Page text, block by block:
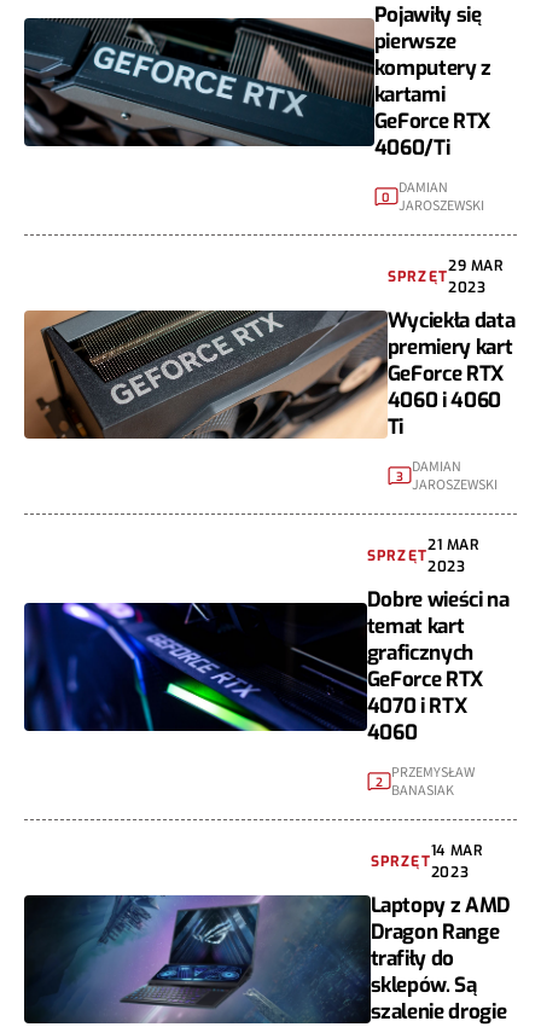
Pojawiły się
pierwsze
komputery z
kartami
GeForce RTX
4060/Ti
0 DAMIAN
JAROSZEWSKI
SPRZĘT
29 MAR
2023
Wyciekła data
premiery kart
GeForce RTX
4060 i 4060
Ti
3 DAMIAN
JAROSZEWSKI
SPRZĘT
21 MAR
2023
Dobre wieści na
temat kart
graficznych
GeForce RTX
4070 i RTX
4060
2 PRZEMYSŁAW
BANASIAK
SPRZĘT
14 MAR
2023
Laptopy z AMD
Dragon Range
trafiły do
sklepów. Są
szalenie drogie